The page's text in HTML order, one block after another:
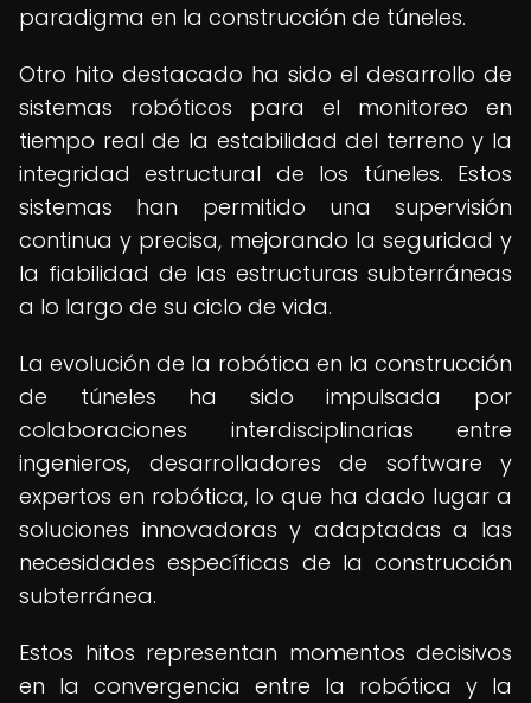
paradigma en la construcción de túneles.
Otro hito destacado ha sido el desarrollo de
sistemas robóticos para el monitoreo en
tiempo real de la estabilidad del terreno y la
integridad estructural de los túneles. Estos
sistemas han permitido una supervisión
continua y precisa, mejorando la seguridad y
la fiabilidad de las estructuras subterráneas
a lo largo de su ciclo de vida.
La evolución de la robótica en la construcción
de túneles ha sido impulsada por
colaboraciones interdisciplinarias entre
ingenieros, desarrolladores de software y
expertos en robótica, lo que ha dado lugar a
soluciones innovadoras y adaptadas a las
necesidades específicas de la construcción
subterránea.
Estos hitos representan momentos decisivos
en la convergencia entre la robótica y la